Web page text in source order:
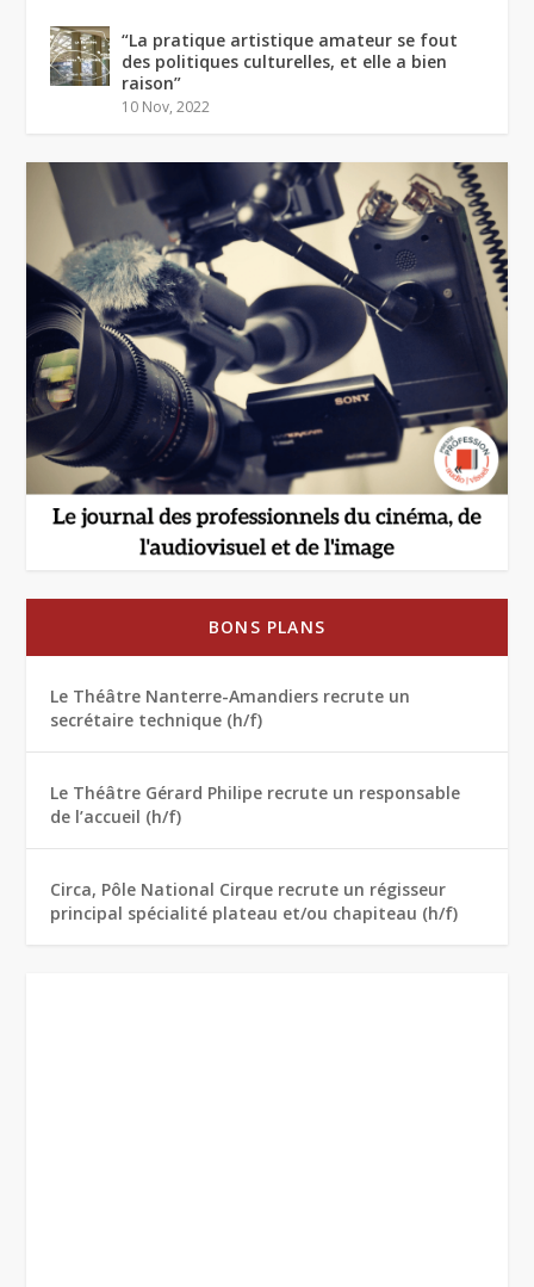
“La pratique artistique amateur se fout
des politiques culturelles, et elle a bien
raison”
10 Nov, 2022
BONS PLANS
Le Théâtre Nanterre-Amandiers recrute un
secrétaire technique (h/f)
Le Théâtre Gérard Philipe recrute un responsable
de l’accueil (h/f)
Circa, Pôle National Cirque recrute un régisseur
principal spécialité plateau et/ou chapiteau (h/f)